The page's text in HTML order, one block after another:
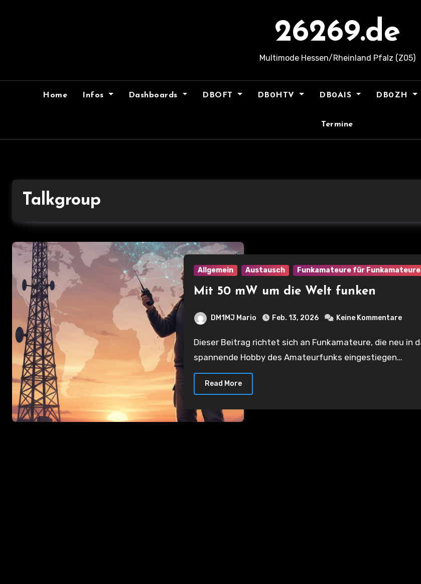
26269.de
Multimode Hessen/Rheinland Pfalz (Z05)
Home Infos Dashboards DBOFT DB0HTV DB0AIS DB0ZH
Termine
Talkgroup
Allgemein Austausch Funkamateure für Funkamateure
Mit 50 mW um die Welt funken
DM1MJ Mario Feb. 13, 2026 Keine Kommentare
Dieser Beitrag richtet sich an Funkamateure, die neu in das
spannende Hobby des Amateurfunks eingestiegen…
Read More